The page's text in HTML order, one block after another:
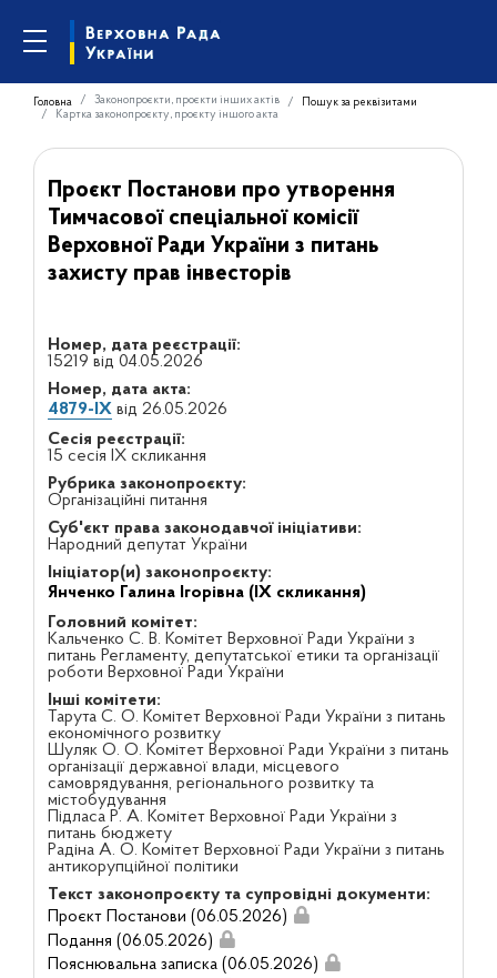
Головна Законопроєкти, проєкти інших актів
Пошук за реквізитами
Картка законопроєкту, проєкту іншого акта
Проєкт Постанови про утворення
Тимчасової спеціальної комісії
Верховної Ради України з питань
захисту прав інвесторів
Номер, дата реєстрації:
15219 від 04.05.2026
Номер, дата акта:
4879-IXвід 26.05.2026
Сесія реєстрації:
15 сесія IX скликання
Рубрика законопроєкту:
Організаційні питання
Суб'єкт права законодавчої ініціативи:
Народний депутат України
Ініціатор(и) законопроєкту:
Янченко Галина Ігорівна (IX скликання)
Головний комітет:
Кальченко С. В. Комітет Верховної Ради України з
питань Регламенту, депутатської етики та організації
роботи Верховної Ради України
Інші комітети:
Тарута С. О. Комітет Верховної Ради України з питань
економічного розвитку
Шуляк О. О. Комітет Верховної Ради України з питань
організації державної влади, місцевого
самоврядування, регіонального розвитку та
містобудування
Підласа Р. А. Комітет Верховної Ради України з
питань бюджету
Радіна А. О. Комітет Верховної Ради України з питань
антикорупційної політики
Текст законопроєкту та супровідні документи:
Проєкт Постанови (06.05.2026)
Подання (06.05.2026)
Пояснювальна записка (06.05.2026)